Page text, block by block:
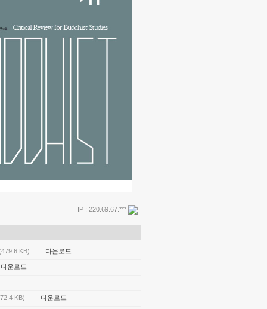
IP : 220.69.67.***
KB) 다운로드
다운로드
KB) 다운로드